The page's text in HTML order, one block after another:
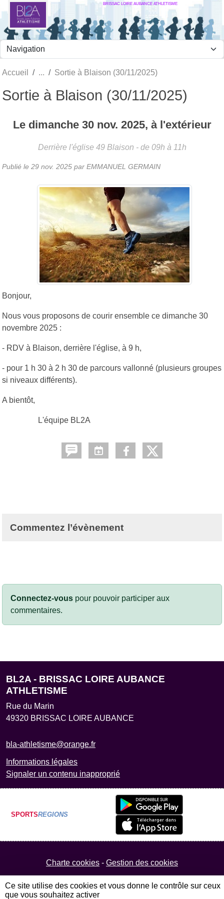
BRISSAC LOIRE AUBANCE ATHLETISME
Accueil Sortie à Blaison (30/11/2025)
Sortie à Blaison (30/11/2025)
Le dimanche 30 nov. 2025, à l'extérieur
Derrière l'église 49 Blaison - de 09h à 11h
Publié le 29 nov. 2025 par EMMANUEL GERMAIN
Bonjour,
Nous vous proposons de courir ensemble ce dimanche 30
novembre 2025 :
- RDV à Blaison, derrière l'église, à 9 h,
- pour 1 h 30 à 2 h 30 de parcours vallonné (plusieurs groupes
si niveaux différents).
A bientôt,
L'équipe BL2A
Commentez l’évènement
Connectez-vous pour pouvoir participer aux
commentaires.
BL2A - BRISSAC LOIRE AUBANCE
ATHLETISME
Rue du Marin
49320 BRISSAC LOIRE AUBANCE
bla-athletisme@orange.fr
Informations légales
Signaler un contenu inapproprié
SPORTSREGIONS
Charte cookies Gestion des cookies
Panneau de gestion des cookies
Ce site utilise des cookies et vous donne le contrôle sur ceux
que vous souhaitez activer